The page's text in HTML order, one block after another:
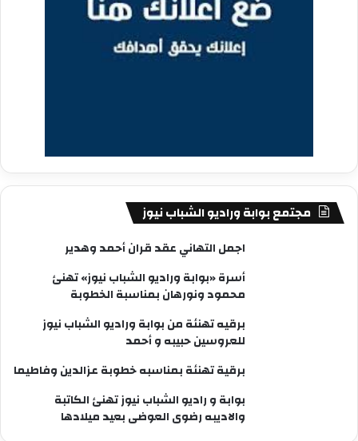
مجتمع بوابة وراديو الشباب نيوز
اجمل التهاني عقد قران أحمد وهدير
أسرة «بوابة وراديو الشباب نيوز» تهنئ
محمود ونورهان بمناسبة الخطوبة
برقيه تهنئة من بوابة وراديو الشباب نيوز
للعروسين حبيبه و أحمد
برقية تهنئة بمناسبه خطوبة عزالدين وفاطيما
بوابة و راديو الشباب نيوز تهنئ الكاتبة
والاديبه رضوى العوضى بعيد ميلادها